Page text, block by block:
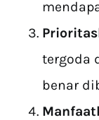
tergoda
benar